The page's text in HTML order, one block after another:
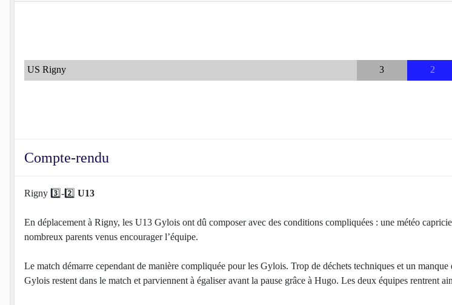
US Rigny 3 2
Compte-rendu
Rigny 3️⃣-2️⃣ U13
En déplacement à Rigny, les U13 Gylois ont dû composer avec des conditions compliquées : une météo
nombreux parents venus encourager l’équipe.
Le match démarre cependant de manière compliquée pour les Gylois. Trop de déchets techniques et un
Gylois restent dans le match et parviennent à égaliser avant la pause grâce à Hugo. Les deux équipes rentrent